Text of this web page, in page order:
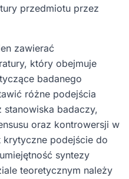
przedmiotu przez
zawierać
który obejmuje
badanego
różne podejścia
badaczy,
oraz kontrowersji w
krytyczne podejście do
syntezy
teoretycznym należy